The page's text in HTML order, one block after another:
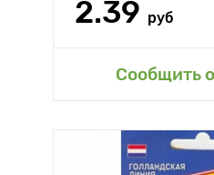
2.39 руб
Сообщить